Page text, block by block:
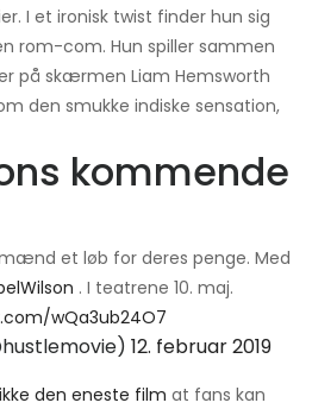
I et ironisk twist finder hun sig
rom-com. Hun spiller sammen
på skærmen Liam Hemsworth
den smukke indiske sensation,
kommende
et løb for deres penge. Med
. I teatrene 10. maj.
wQa3ub24O7
12. februar 2019
den eneste film at fans kan